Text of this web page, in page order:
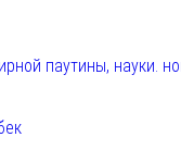
паутины, науки.